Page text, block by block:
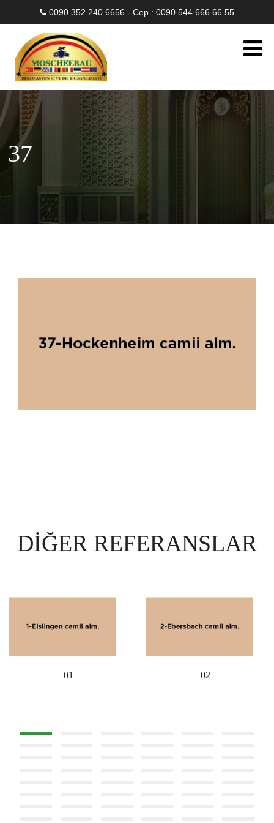
0090 352 240 6656 - Cep : 0090 544 666 66 55
37
DIĞER REFERANSLAR
01 02